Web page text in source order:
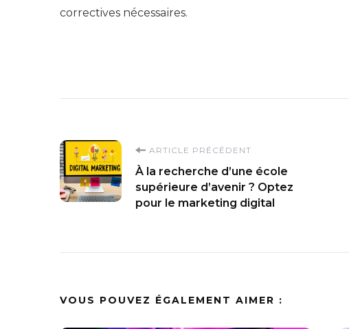
correctives nécessaires.
Navigation
d'article
ARTICLE PRÉCÉDENT
À la recherche d’une école
supérieure d’avenir ? Optez
pour le marketing digital
VOUS POUVEZ ÉGALEMENT AIMER :